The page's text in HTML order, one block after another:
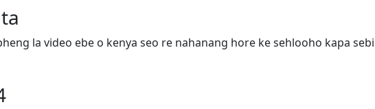
la video ebe o kenya seo re nahanang hore ke sehlooho kapa